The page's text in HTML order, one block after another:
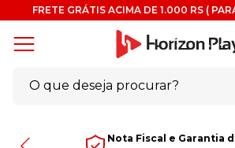
FRETE GRÁTIS ACIMA DE 1.000 RS (
Nota Fiscal e Garantia